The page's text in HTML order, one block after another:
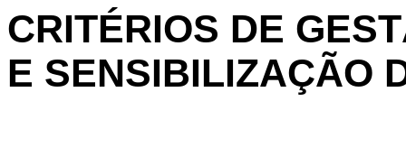
CRITÉRIOS DE
E SENSIBILIZAÇÃO